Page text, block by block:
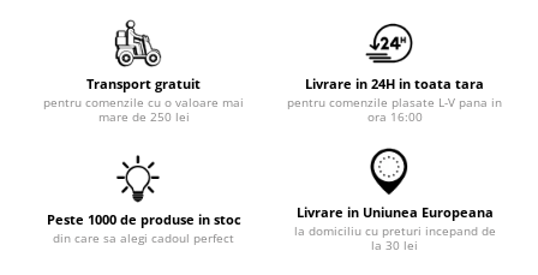
Transport gratuit
pentru comenzile cu o valoare mai
mare de 250 lei
Livrare in 24H in toata tara
pentru comenzile plasate L-V pana in
ora 16:00
Peste 1000 de produse in stoc
din care sa alegi cadoul perfect
Livrare in Uniunea Europeana
la domiciliu cu preturi incepand de
la 30 lei